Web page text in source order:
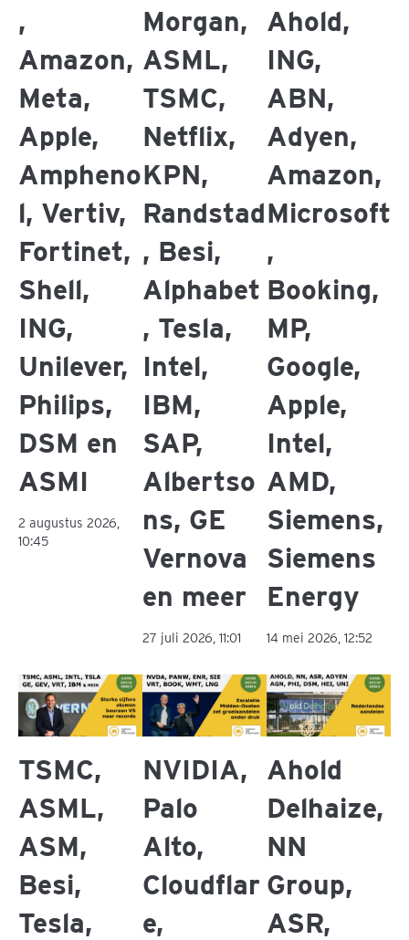
,
Amazon,
Meta,
Apple,
Ampheno
l, Vertiv,
Fortinet,
Shell,
ING,
Unilever,
Philips,
DSM en
ASMI
2 augustus 2026,
10:45
Morgan,
ASML,
TSMC,
Netflix,
KPN,
Randstad
, Besi,
Alphabet
, Tesla,
Intel,
IBM,
SAP,
Albertso
ns, GE
Vernova
en meer
27 juli 2026, 11:01
Ahold,
ING,
ABN,
Adyen,
Amazon,
Microsoft
,
Booking,
MP,
Google,
Apple,
Intel,
AMD,
Siemens,
Siemens
Energy
14 mei 2026, 12:52
TSMC,
ASML,
ASM,
Besi,
Tesla,
NVIDIA,
Palo
Alto,
Cloudflar
e,
Ahold
Delhaize,
NN
Group,
ASR,